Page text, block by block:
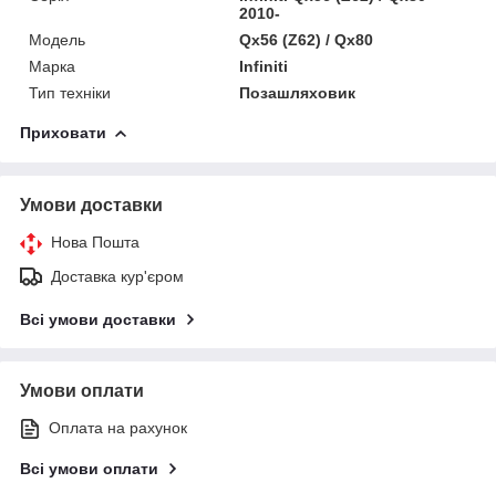
2010-
Модель
Qx56 (Z62) / Qx80
Марка
Infiniti
Тип техніки
Позашляховик
Приховати
Умови доставки
Нова Пошта
Доставка кур'єром
Всі умови доставки
Умови оплати
Оплата на рахунок
Всі умови оплати